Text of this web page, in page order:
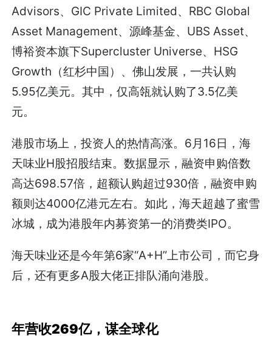
Advisors、GIC Private Limited、RBC Global
Asset Management、源峰基金、UBS Asset、
博裕资本旗下Supercluster Universe、HSG
Growth（红杉中国）、佛山发展，一共认购
5.95亿美元。其中，仅高瓴就认购了3.5亿美
元。
港股市场上，投资人的热情高涨。6月16日，海
天味业H股招股结束。数据显示，融资申购倍数
高达698.57倍，超额认购超过930倍，融资申购
额则达4000亿港元左右。如此，海天超越了蜜雪
冰城，成为港股年内募资第一的消费类IPO。
海天味业还是今年第6家“A+H”上市公司，而它身
后，还有更多A股大佬正排队涌向港股。
年营收269亿，谋全球化